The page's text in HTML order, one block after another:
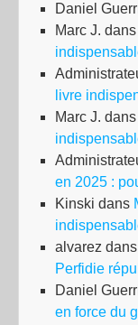
Daniel
Marc J. dans
livre
Marc J. dans
en 2025 :
Kinski dans
alvarez dans
Perfidie
Daniel
en force du